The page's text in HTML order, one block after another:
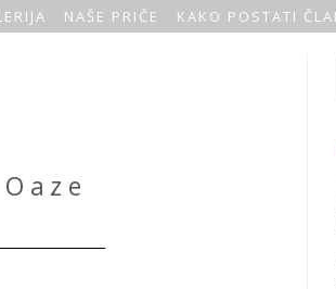
NAŠE PRIČE KAKO POSTATI